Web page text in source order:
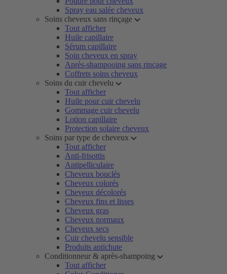
Spray eau salée cheveux
Soins cheveux sans rinçage
Tout afficher
Huile capillaire
Sérum capillaire
Soin cheveux en spray
Après-shampooing sans rinçage
Coffrets soins cheveux
Soins du cuir chevelu
Tout afficher
Huile pour cuir chevelu
Gommage cuir chevelu
Lotion capillaire
Protection solaire cheveux
Soins par type de cheveux
Tout afficher
Anti-frisottis
Antipelliculaire
Cheveux bouclés
Cheveux colorés
Cheveux décolorés
Cheveux fins et lisses
Cheveux gras
Cheveux normaux
Cheveux secs
Cuir chevelu sensible
Produits antichute
Conditionneur & après-shampoing
Tout afficher